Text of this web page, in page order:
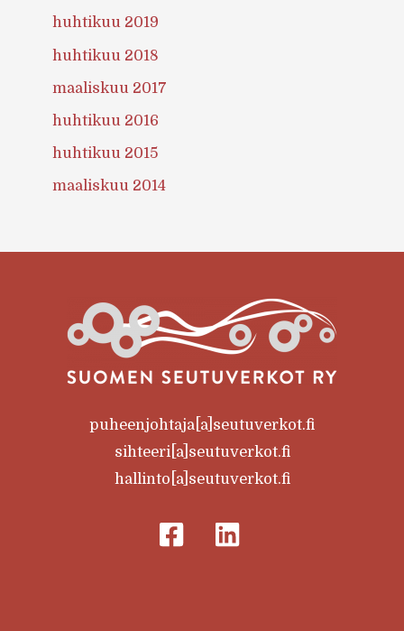
huhtikuu 2019
huhtikuu 2018
maaliskuu 2017
huhtikuu 2016
huhtikuu 2015
maaliskuu 2014
puheenjohtaja[a]seutuverkot.fi
sihteeri[a]seutuverkot.fi
hallinto[a]seutuverkot.fi